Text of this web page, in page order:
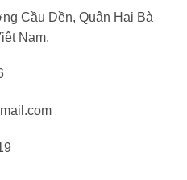
Cầu Dền, Quận Hai Bà
Nam.